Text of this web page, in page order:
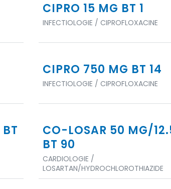
CIPRO 15 MG BT 1
INFECTIOLOGIE / CIPROFLOXACINE
CIPRO 750 MG BT 14
INFECTIOLOGIE / CIPROFLOXACINE
CO-LOSAR 50 MG/
BT 90
CARDIOLOGIE /
LOSARTAN/HYDROCHLOROTHIAZIDE